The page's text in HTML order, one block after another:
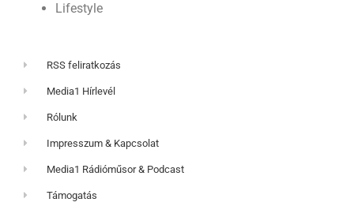
Lifestyle
RSS feliratkozás
Media1 Hírlevél
Rólunk
Impresszum & Kapcsolat
Media1 Rádióműsor & Podcast
Támogatás